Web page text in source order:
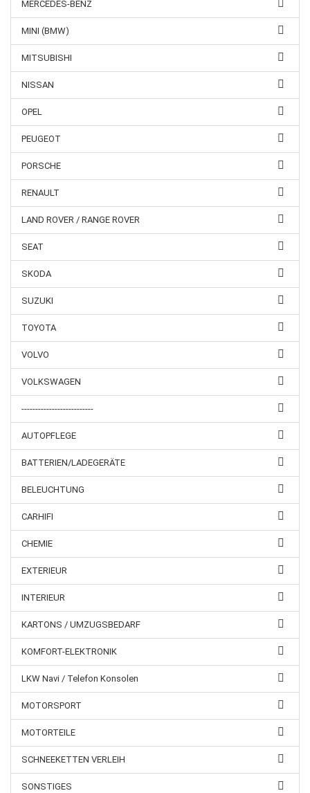
MERCEDES-BENZ
MINI (BMW)
MITSUBISHI
NISSAN
OPEL
PEUGEOT
PORSCHE
RENAULT
LAND ROVER / RANGE ROVER
SEAT
SKODA
SUZUKI
TOYOTA
VOLVO
VOLKSWAGEN
--------------------------
AUTOPFLEGE
BATTERIEN/LADEGERÄTE
BELEUCHTUNG
CARHIFI
CHEMIE
EXTERIEUR
INTERIEUR
KARTONS / UMZUGSBEDARF
KOMFORT-ELEKTRONIK
LKW Navi / Telefon Konsolen
MOTORSPORT
MOTORTEILE
SCHNEEKETTEN VERLEIH
SONSTIGES